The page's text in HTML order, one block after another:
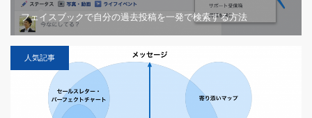
フェイスブックで自分の過去投稿を一発で検索する方法
人気記事